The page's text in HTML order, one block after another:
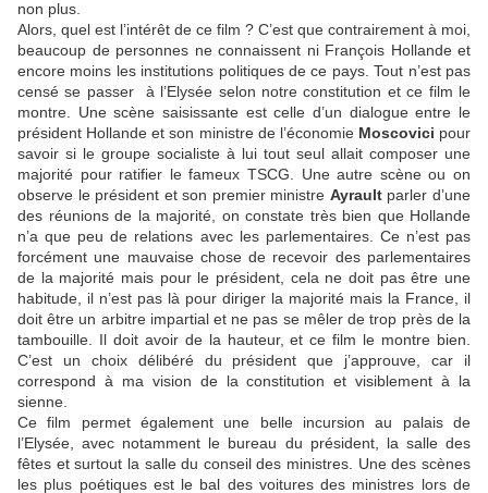
non plus.
Alors, quel est l’intérêt de ce film ? C’est que contrairement à moi,
beaucoup de personnes ne connaissent ni François Hollande et
encore moins les institutions politiques de ce pays. Tout n’est pas
censé se passer à l’Elysée selon notre constitution et ce film le
montre. Une scène saisissante est celle d’un dialogue entre le
président Hollande et son ministre de l’économie Moscovici pour
savoir si le groupe socialiste à lui tout seul allait composer une
majorité pour ratifier le fameux TSCG. Une autre scène ou on
observe le président et son premier ministre Ayraultparler d’une
des réunions de la majorité, on constate très bien que Hollande
n’a que peu de relations avec les parlementaires. Ce n’est pas
forcément une mauvaise chose de recevoir des parlementaires
de la majorité mais pour le président, cela ne doit pas être une
habitude, il n’est pas là pour diriger la majorité mais la France, il
doit être un arbitre impartial et ne pas se mêler de trop près de la
tambouille. Il doit avoir de la hauteur, et ce film le montre bien.
C’est un choix délibéré du président que j’approuve, car il
correspond à ma vision de la constitution et visiblement à la
sienne.
Ce film permet également une belle incursion au palais de
l’Elysée, avec notamment le bureau du président, la salle des
fêtes et surtout la salle du conseil des ministres. Une des scènes
les plus poétiques est le bal des voitures des ministres lors de